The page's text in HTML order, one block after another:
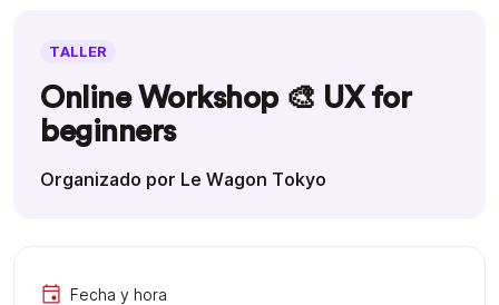
TALLER
Online Workshop 🎨 UX for
beginners
Organizado por Le Wagon Tokyo
Fecha y hora